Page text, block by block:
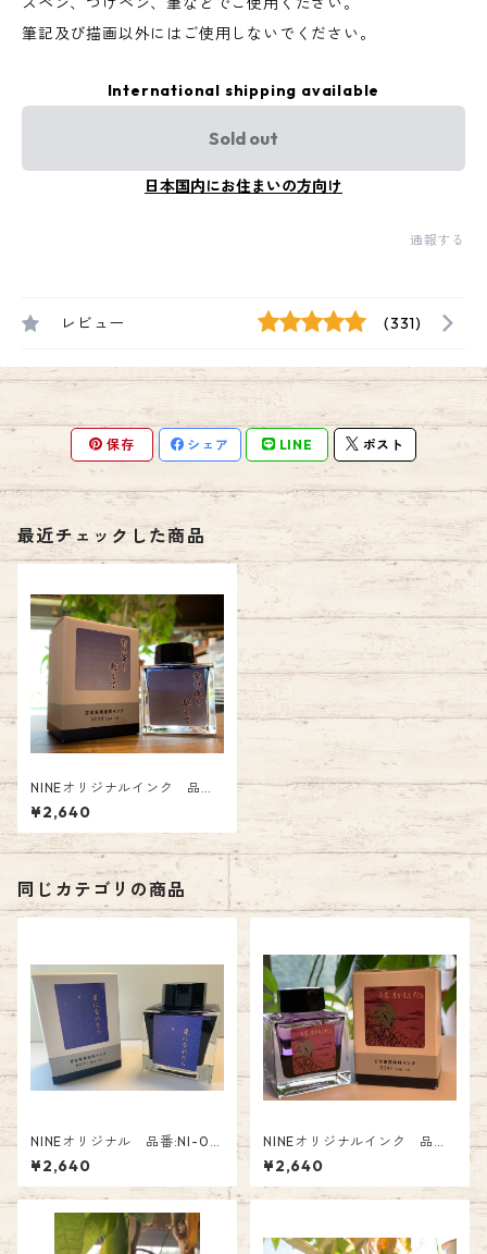
筆記及び描画以外にはご使用しないでください。
International shipping available
Sold out
日本国内にお住まいの方向け
通報する
レビュー (331)
保存 シェア LINE ポスト
最近チェックした商品
NINEオリジナルインク 品番:
NI-032 紫の夜を越えて Fo
untain Pen Ink
¥2,640
同じカテゴリの商品
NINEオリジナル 品番:NI-03
3 NINEオリジナルインク「 ～
星になれたら～」オリジナル F
ountain Pen Ink
¥2,640
NINEオリジナルインク 品番:
NI-035 今宵、月が見えずと
も Fountain Pen Ink 2640
円（税込）
¥2,640